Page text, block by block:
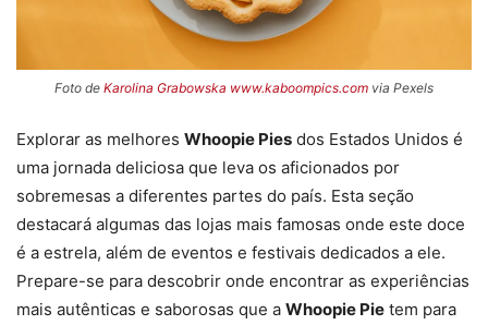
Foto de Karolina Grabowska www.kaboompics.com via Pexels
Explorar as melhores Whoopie Pies dos Estados Unidos é
uma jornada deliciosa que leva os aficionados por
sobremesas a diferentes partes do país. Esta seção
destacará algumas das lojas mais famosas onde este doce
é a estrela, além de eventos e festivais dedicados a ele.
Prepare-se para descobrir onde encontrar as experiências
mais autênticas e saborosas que a Whoopie Pie tem para